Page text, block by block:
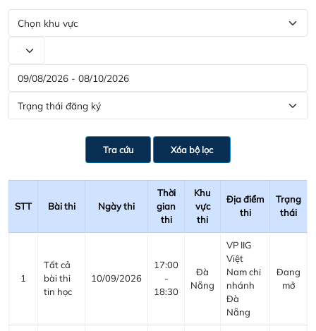
Tra cứu Xóa bộ lọc
STT Bài thi Ngày thi
Thời
gian
thi
Khu
vực
thi
Địa điểm
thi
Trạng
thái
1
Tất cả
bài thi
tin học
10/09/2026
17:00
-
18:30
Đà
Nẵng
VP IIG
Việt
Nam chi
nhánh
Đà
Nẵng
Đang
mở